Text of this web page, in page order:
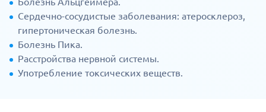
Сердечно-сосудистые заболевания: атеросклероз,
гипертоническая болезнь.
Болезнь Пика.
Расстройства нервной системы.
Употребление токсических веществ.